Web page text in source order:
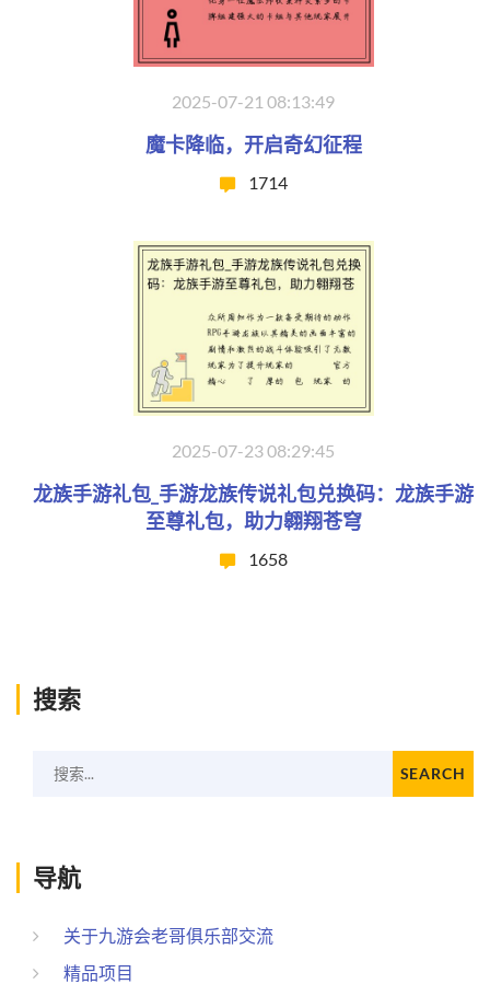
2025-07-21 08:13:49
魔卡降临，开启奇幻征程
1714
2025-07-23 08:29:45
龙族手游礼包_手游龙族传说礼包兑换码：龙族手游
至尊礼包，助力翱翔苍穹
1658
搜索
搜索... SEARCH
导航
关于九游会老哥俱乐部交流
精品项目